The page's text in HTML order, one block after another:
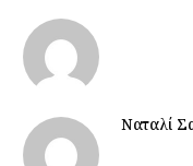
Ναταλί